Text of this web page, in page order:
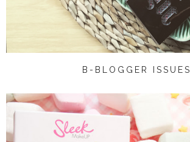
B-BLOGGER ISSUES